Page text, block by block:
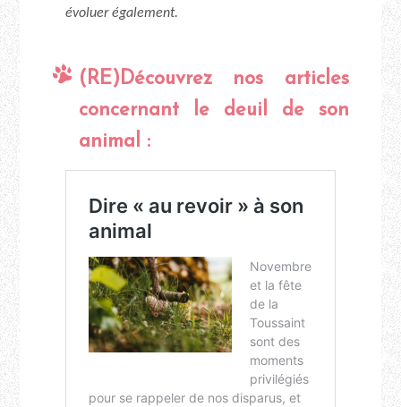
évoluer également.
(RE)Découvrez nos articles
concernant le deuil de son
animal :